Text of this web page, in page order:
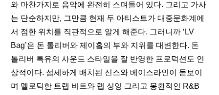
와 마찬가지로 음악에 완전히 스며들어 있다. 그리고 가사
는 단순하지만, 그만큼 현재 두 아티스트가 대중문화계에
서 점한 위치를 직관적으로 알게 해준다. 그러니까 ‘LV
Bag’은 돈 톨리버와 제이홉의 부와 지위를 대변한다. 돈
톨리버 특유의 사운드 스타일을 잘 반영한 프로덕션도 인
상적이다. 섬세하게 배치된 신스와 베이스라인이 돋보이
며 멜로딕한 트랩 비트와 랩 싱잉 그리고 몽환적인 R&B